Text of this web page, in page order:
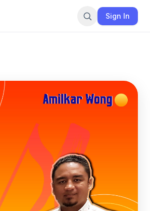
Sign In